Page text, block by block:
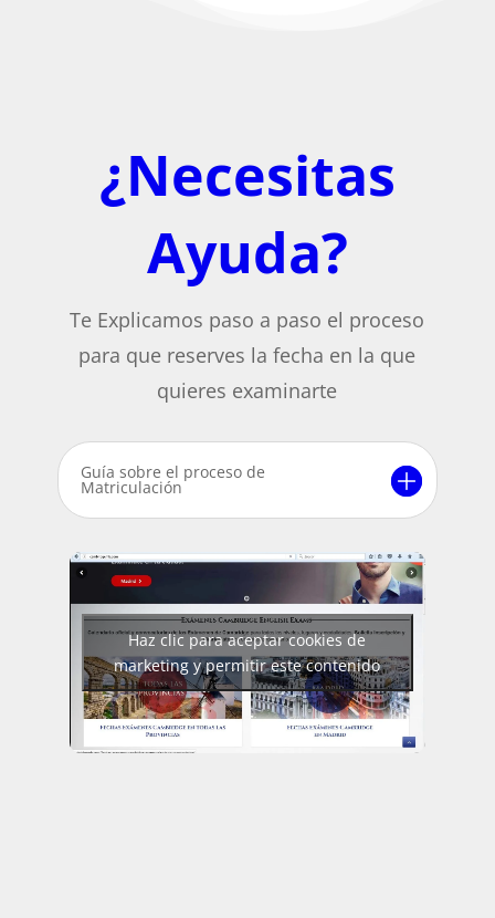
¿Necesitas
Ayuda?
Te Explicamos paso a paso el proceso
para que reserves la fecha en la que
quieres examinarte
Guía sobre el proceso de
Matriculación
Haz clic para aceptar cookies de
marketing y permitir este contenido